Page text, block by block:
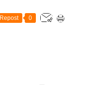
Repost 0